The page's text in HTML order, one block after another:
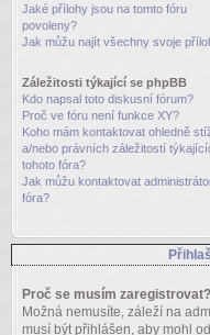
Jaké přílohy jsou na tomto fóru
povoleny?
Jak můžu najít všechny svoje
Záležitosti týkající se phpBB
Kdo napsal toto diskusní fórum?
Proč ve fóru není funkce XY?
Koho mám kontaktovat ohledně
a/nebo právních záležitostí
tohoto fóra?
Jak můžu kontaktovat
fóra?
Proč se musím zaregistrovat?
Možná nemusíte, záleží na
musí být přihlášen, aby mohl